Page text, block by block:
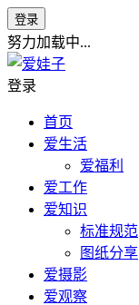
登录
努力加载中...
登录
首页
爱生活
爱福利
爱工作
爱知识
标准规范
图纸分享
爱摄影
爱观察